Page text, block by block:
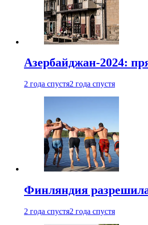
Азербайджан-2024:
2 года спустя2 года спустя
Финляндия
2 года спустя2 года спустя